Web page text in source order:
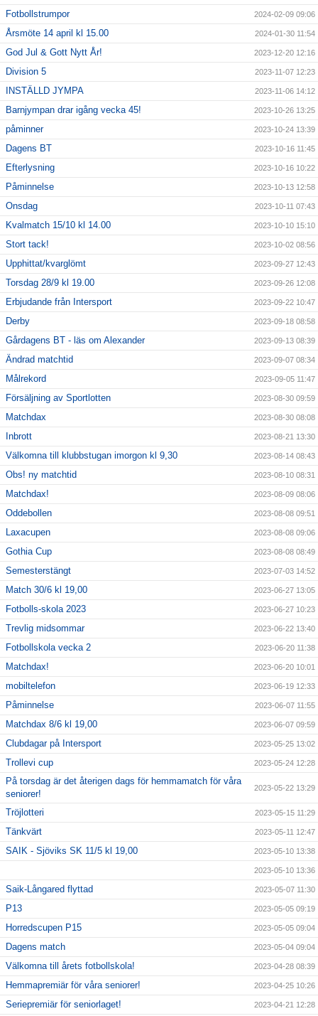
Fotbollstrumpor
2024-02-09 09:06
Årsmöte 14 april kl 15.00 2024-01-30 11:54
God Jul & Gott Nytt År! 2023-12-20 12:16
Division 5 2023-11-07 12:23
INSTÄLLD JYMPA 2023-11-06 14:12
Barnjympan drar igång vecka 45! 2023-10-26 13:25
påminner 2023-10-24 13:39
Dagens BT 2023-10-16 11:45
Efterlysning 2023-10-16 10:22
Påminnelse 2023-10-13 12:58
Onsdag 2023-10-11 07:43
Kvalmatch 15/10 kl 14.00 2023-10-10 15:10
Stort tack! 2023-10-02 08:56
Upphittat/kvarglömt 2023-09-27 12:43
Torsdag 28/9 kl 19.00 2023-09-26 12:08
Erbjudande från Intersport 2023-09-22 10:47
Derby 2023-09-18 08:58
Gårdagens BT - läs om Alexander 2023-09-13 08:39
Ändrad matchtid 2023-09-07 08:34
Målrekord 2023-09-05 11:47
Försäljning av Sportlotten 2023-08-30 09:59
Matchdax 2023-08-30 08:08
Inbrott 2023-08-21 13:30
Välkomna till klubbstugan imorgon kl 9,30 2023-08-14 08:43
Obs! ny matchtid 2023-08-10 08:31
Matchdax! 2023-08-09 08:06
Oddebollen 2023-08-08 09:51
Laxacupen 2023-08-08 09:06
Gothia Cup 2023-08-08 08:49
Semesterstängt 2023-07-03 14:52
Match 30/6 kl 19,00 2023-06-27 13:05
Fotbolls-skola 2023 2023-06-27 10:23
Trevlig midsommar 2023-06-22 13:40
Fotbollskola vecka 2 2023-06-20 11:38
Matchdax! 2023-06-20 10:01
mobiltelefon 2023-06-19 12:33
Påminnelse 2023-06-07 11:55
Matchdax 8/6 kl 19,00 2023-06-07 09:59
Clubdagar på Intersport 2023-05-25 13:02
Trollevi cup 2023-05-24 12:28
På torsdag är det återigen dags för hemmamatch för våra
seniorer!
2023-05-22 13:29
Tröjlotteri 2023-05-15 11:29
Tänkvärt 2023-05-11 12:47
SAIK - Sjöviks SK 11/5 kl 19,00 2023-05-10 13:38
2023-05-10 13:36
Saik-Långared flyttad 2023-05-07 11:30
P13 2023-05-05 09:19
Horredscupen P15 2023-05-05 09:04
Dagens match 2023-05-04 09:04
Välkomna till årets fotbollskola! 2023-04-28 08:39
Hemmapremiär för våra seniorer! 2023-04-25 10:26
Seriepremiär för seniorlaget! 2023-04-21 12:28